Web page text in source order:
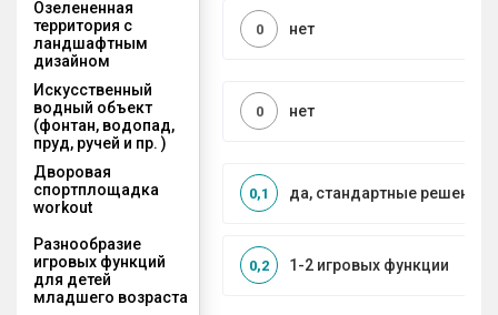
Озелененная
территория с
ландшафтным
дизайном
нет
0
Искусственный
водный объект
(фонтан, водопад,
пруд, ручей и пр. )
нет
0
Дворовая
спортплощадка
workout
да, стандартные решения
0,1
Разнообразие
игровых функций
для детей
младшего возраста
1-2 игровых функции
0,2